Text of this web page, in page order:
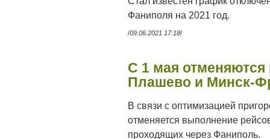
Фаниполя на 2021 год.
/09.06.2021 17:18/
С 1 мая
Плашево и Минск-
В связи с оптимизацией
отменяется выполнение
проходящих через Фаниполь.